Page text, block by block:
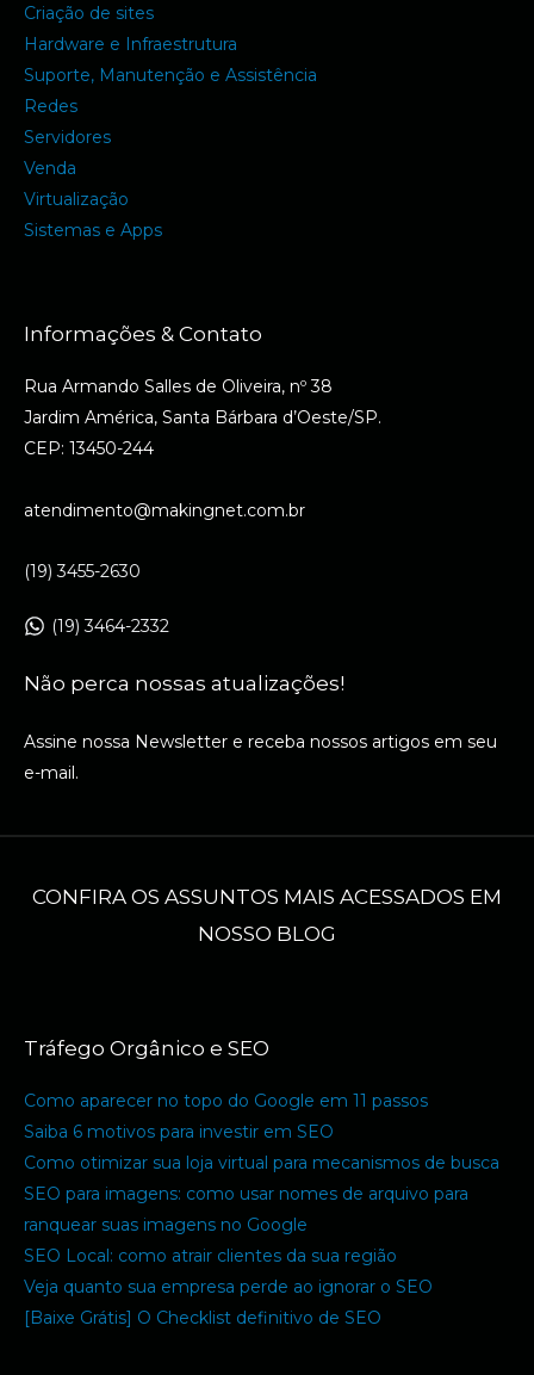
Criação de sites
Hardware e Infraestrutura
Suporte, Manutenção e Assistência
Redes
Servidores
Venda
Virtualização
Sistemas e Apps
Informações & Contato
Rua Armando Salles de Oliveira, nº 38
Jardim América, Santa Bárbara d’Oeste/SP.
CEP: 13450-244
atendimento@makingnet.com.br
(19) 3455-2630
(19) 3464-2332
Não perca nossas atualizações!
Assine nossa Newsletter e receba nossos artigos em seu
e-mail.
CONFIRA OS ASSUNTOS MAIS ACESSADOS EM
NOSSO BLOG
Tráfego Orgânico e SEO
Como aparecer no topo do Google em 11 passos
Saiba 6 motivos para investir em SEO
Como otimizar sua loja virtual para mecanismos de busca
SEO para imagens: como usar nomes de arquivo para
ranquear suas imagens no Google
SEO Local: como atrair clientes da sua região
Veja quanto sua empresa perde ao ignorar o SEO
[Baixe Grátis] O Checklist definitivo de SEO